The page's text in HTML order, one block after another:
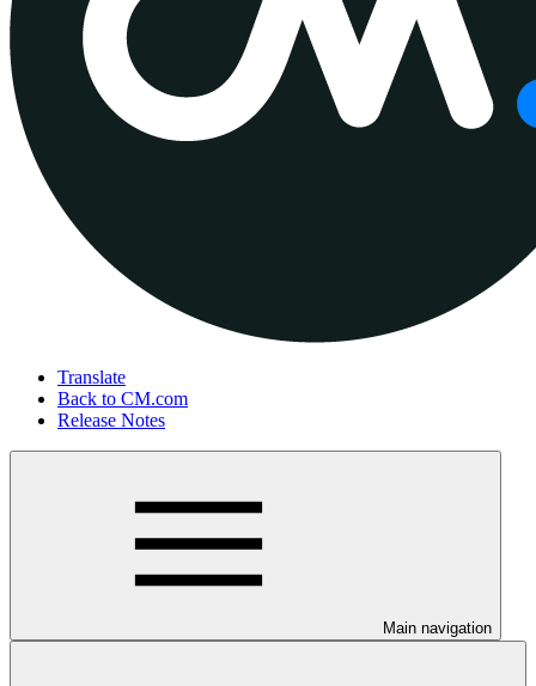
Translate
Back to CM.com
Release Notes
Main navigation